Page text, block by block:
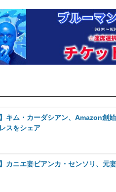
】キム・カーダシアン、Amazon創
スをシェア
】カニエ妻ビアンカ・センソリ、元